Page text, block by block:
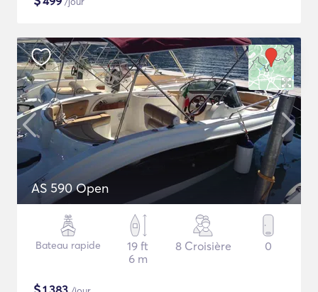
AS 590 Open
Bateau rapide
19 ft
6 m
8 Croisière 0